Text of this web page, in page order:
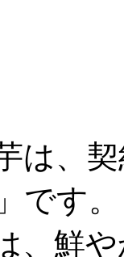
は、
です。
、鮮